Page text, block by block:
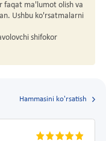
faqat ma'lumot olish va
Ushbu ko'rsatmalarni
shifokor
Hammasini ko'rsatish